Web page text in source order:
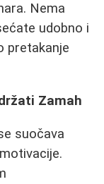
Nema
udobno i
pretakanje
Zamah
suočava